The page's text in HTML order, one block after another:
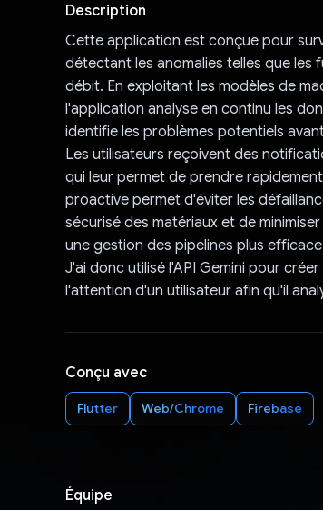
Description
Cette application est conçue pour
détectant les anomalies telles que les
débit. En exploitant les modèles de
l'application analyse en continu les
identifie les problèmes potentiels
Les utilisateurs reçoivent des
qui leur permet de prendre
proactive permet d'éviter les
sécurisé des matériaux et de
une gestion des pipelines plus
J'ai donc utilisé l'API Gemini pour
l'attention d'un utilisateur afin qu'il
Conçu avec
Flutter Web/Chrome Firebase
Équipe